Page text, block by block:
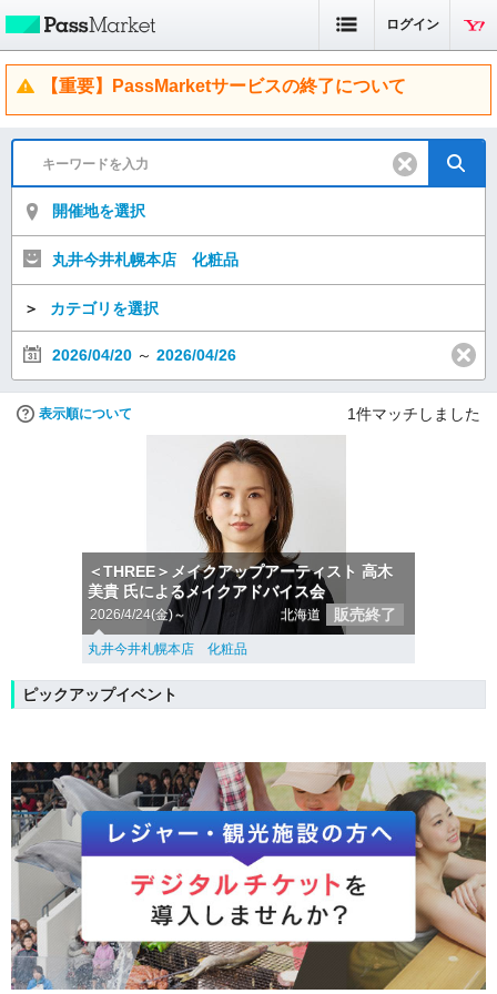
ログイン
【重要】PassMarketサービスの終了について
開催地を選択
丸井今井札幌本店 化粧品
＞ カテゴリを選択
2026/04/20 ～ 2026/04/26
表示順について 1件マッチしました
＜THREE＞メイクアップアーティスト 高木
美貴 氏によるメイクアドバイス会
2026/4/24(金)～ 北海道 販売終了
丸井今井札幌本店 化粧品
ピックアップイベント